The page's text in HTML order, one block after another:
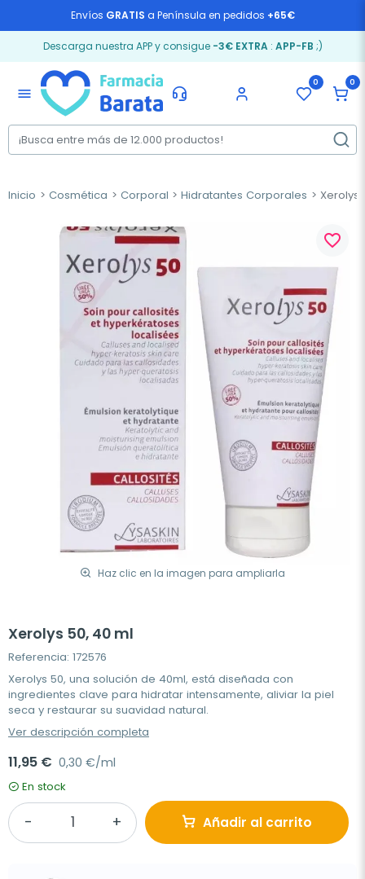
Envíos GRATIS a Península en pedidos +65€
Descarga nuestra APP y consigue -3€ EXTRA: APP-FB ;)
menu
0 0
Inicio Cosmética Corporal Hidratantes Corporales Xerolys
Haz clic en la imagen para ampliarla
favorite_border
Xerolys 50, 40 ml
Referencia: 172576
Xerolys 50, una solución de 40ml, está diseñada con
ingredientes clave para hidratar intensamente, aliviar la piel
seca y restaurar su suavidad natural.
Ver descripción completa
11,95 € 0,30 €/ml
En stock
Añadir al carrito